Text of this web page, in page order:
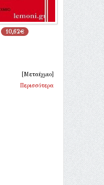
10,62€
[Μεταίχμιο]
Περισσότερα